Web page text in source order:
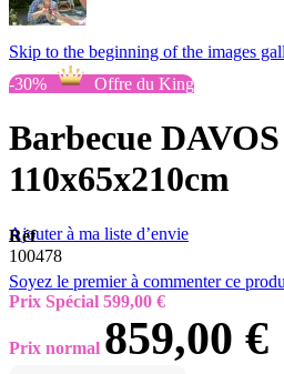
Skip to the beginning of the images
-30%
Offre du King
Barbecue
110x65x210cm
Ajouter à ma liste d’envie
Réf
100478
Soyez le premier à commenter ce
Prix Spécial 599,00 €
Prix normal 859,00 €